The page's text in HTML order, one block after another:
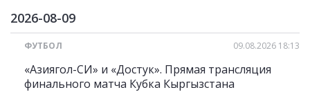
2026-08-09
ФУТБОЛ 09.08.2026 18:13
«Азиягол-СИ» и «Достук». Прямая трансляция
финального матча Кубка Кыргызстана